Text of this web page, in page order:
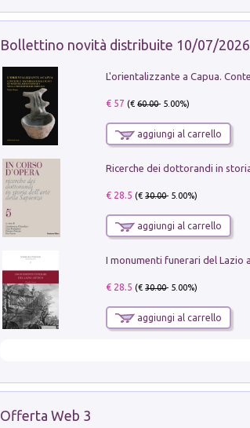
Bollettino novità distribuite 10/07/2026
€ 57 (€60.00- 5.00%)
aggiungi al carrello
€ 28.5 (€30.00- 5.00%)
aggiungi al carrello
€ 28.5 (€30.00- 5.00%)
aggiungi al carrello
Offerta Web 3